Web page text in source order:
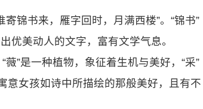
锦书来，雁字回时，月满西楼”。“锦书”
优美动人的文字，富有文学气息。
”是一种植物，象征着生机与美好，“采”
意女孩如诗中所描绘的那般美好，且有不